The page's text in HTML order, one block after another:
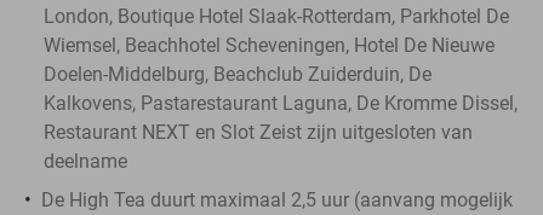
London, Boutique Hotel Slaak-Rotterdam, Parkhotel De
Wiemsel, Beachhotel Scheveningen, Hotel De Nieuwe
Doelen-Middelburg, Beachclub Zuiderduin, De
Kalkovens, Pastarestaurant Laguna, De Kromme Dissel,
Restaurant NEXT en Slot Zeist zijn uitgesloten van
deelname
De High Tea duurt maximaal 2,5 uur (aanvang mogelijk